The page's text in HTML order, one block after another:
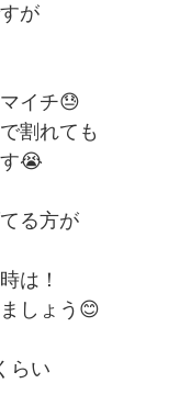
が
イチ😓
割れても
😭
る方が
は！
しょう😊
らい